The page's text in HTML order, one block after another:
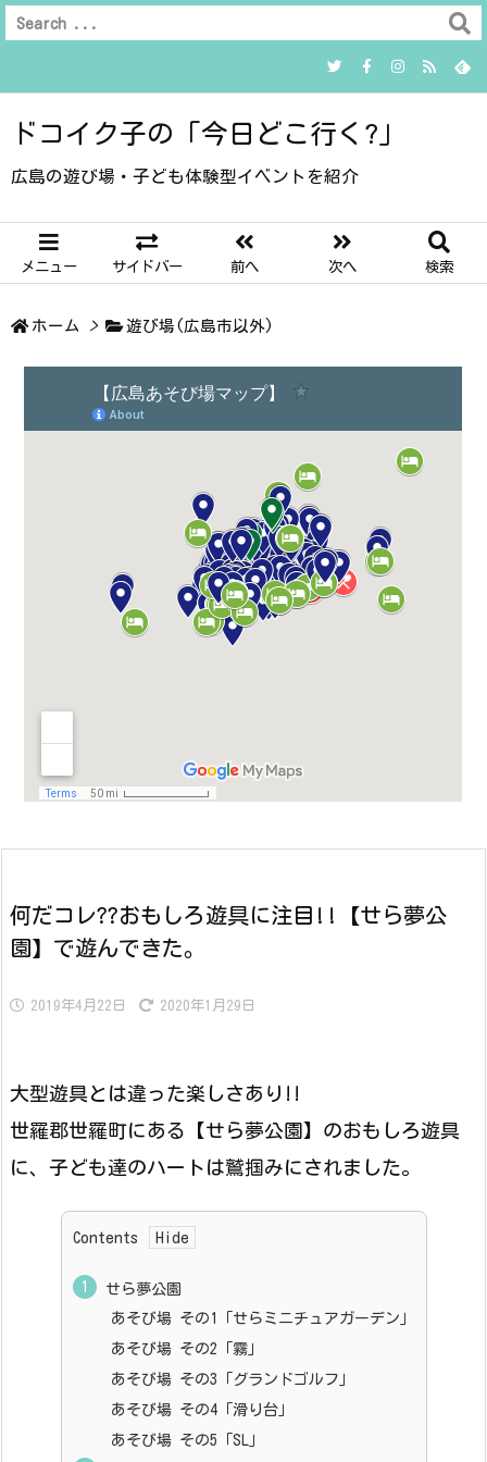
ドコイク子の「今日どこ行く?」
広島の遊び場・子ども体験型イベントを紹介
メニュー サイドバー 前へ 次へ 検索
ホーム > 遊び場(広島市以外)
何だコレ??おもしろ遊具に注目!!【せら夢公
園】で遊んできた。
2019年4月22日 2020年1月29日
大型遊具とは違った楽しさあり!!
世羅郡世羅町にある【せら夢公園】のおもしろ遊具
に、子ども達のハートは鷲掴みにされました。
Contents
せら夢公園
あそび場 その1「せらミニチュアガーデン」
あそび場 その2「霧」
あそび場 その3「グランドゴルフ」
あそび場 その4「滑り台」
あそび場 その5「SL」